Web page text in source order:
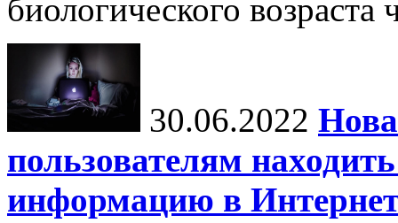
биологического возраста
30.06.2022
пользователям
информацию в